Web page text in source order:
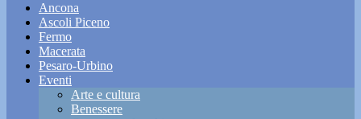
Ancona
Ascoli Piceno
Fermo
Macerata
Pesaro-Urbino
Eventi
Arte e cultura
Benessere